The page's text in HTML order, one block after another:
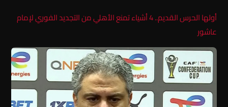
أولها الحرس القديم.. 4 أشياء تمنع الأهلي من التجديد الفوري لإمام
عاشور